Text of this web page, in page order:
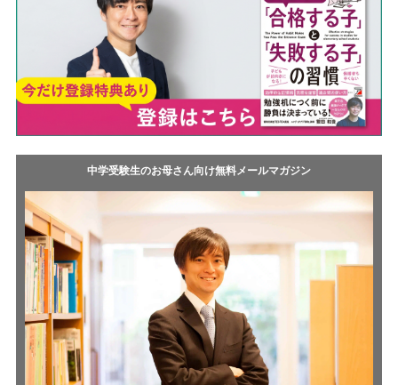
中学受験生のお母さん向け無料メールマガジン